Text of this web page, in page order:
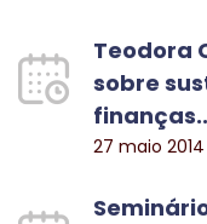
Teodora
sobre
27 maio